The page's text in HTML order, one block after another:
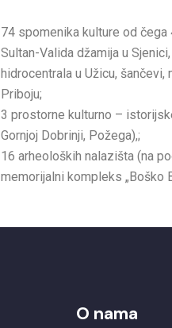
74 spomenika kulture od čega
Sultan-Valida džamija u
hidrocentrala u Užicu,
Priboju;
3 prostorne kulturno –
Gornjoj Dobrinji, Požega),;
16 arheoloških nalazišta (na
memorijalni kompleks „Boško
O nama